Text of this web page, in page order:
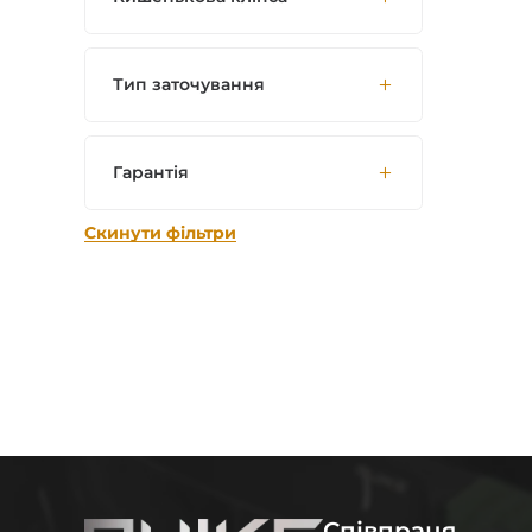
Тип заточування
Гарантія
Скинути фільтри